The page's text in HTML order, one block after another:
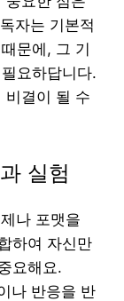
자는 기본적
문에, 그 기
요하답니다.
비결이 될 수
실험
나 포맷을
하여 자신만
요해요.
나 반응을 반